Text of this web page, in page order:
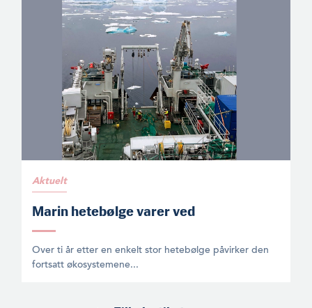
Aktuelt
Marin hetebølge varer ved
Over ti år etter en enkelt stor hetebølge påvirker den
fortsatt økosystemene...